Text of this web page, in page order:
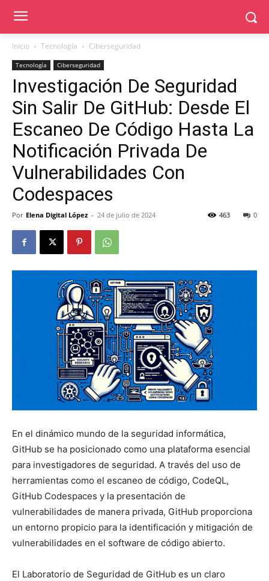
Inicio Tecnología Ciberseguridad
Tecnología Ciberseguridad
Investigación De Seguridad
Sin Salir De GitHub: Desde El
Escaneo De Código Hasta La
Notificación Privada De
Vulnerabilidades Con
Codespaces
Por Elena Digital López - 24 de julio de 2024 0
463
En el dinámico mundo de la seguridad informática,
GitHub se ha posicionado como una plataforma esencial
para investigadores de seguridad. A través del uso de
herramientas como el escaneo de código, CodeQL,
GitHub Codespaces y la presentación de
vulnerabilidades de manera privada, GitHub proporciona
un entorno propicio para la identificación y mitigación de
vulnerabilidades en el software de código abierto.
El Laboratorio de Seguridad de GitHub es un claro